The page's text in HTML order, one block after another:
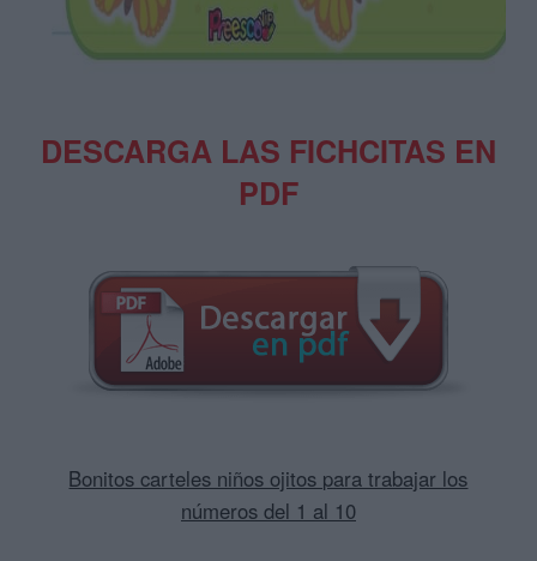
DESCARGA LAS FICHCITAS EN
PDF
Bonitos carteles niños ojitos para trabajar los
números del 1 al 10